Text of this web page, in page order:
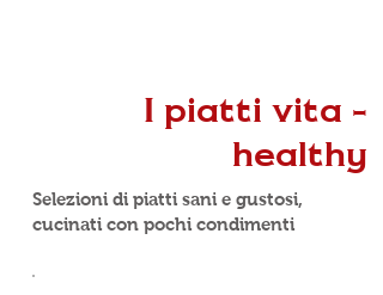
I piatti vita -
healthy
Selezioni di piatti sani e gustosi,
cucinati con pochi condimenti